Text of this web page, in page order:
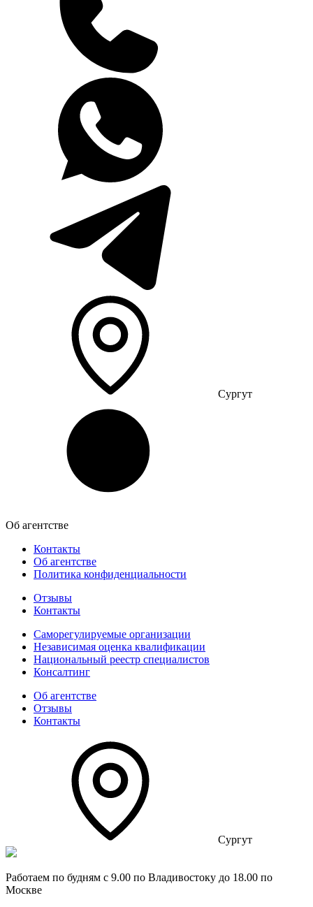
Сургут
Об агентстве
Контакты
Об агентстве
Политика конфиденциальности
Отзывы
Контакты
Саморегулируемые организации
Независимая оценка квалификации
Национальный реестр специалистов
Консалтинг
Об агентстве
Отзывы
Контакты
Сургут
Работаем по будням с 9.00 по Владивостоку до 18.00 по
Москве